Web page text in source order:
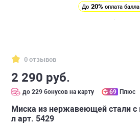
До 20% оплата
0 отзывов
2 290 руб.
до 229 бонусов на карту 69 Плюс
Миска из нержавеющей стали
л арт. 5429